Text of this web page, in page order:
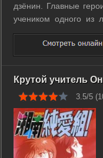
дзёнин. Главные
учеником одного из
ниндзя Конохи.
мудрого, но
на новую ступень
Крутой учитель
3.5/5 (